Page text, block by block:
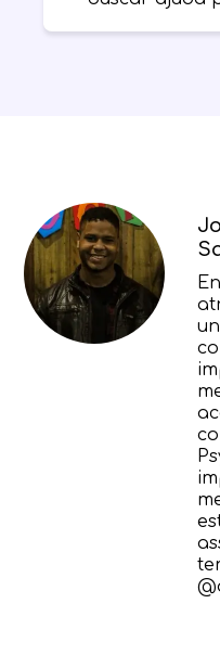
tempo sem
diagnóstico e
tratamento.
duas frentes
para TDAH